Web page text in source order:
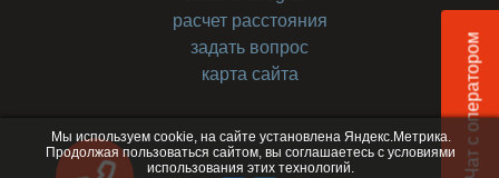
Мы используем cookie, на сайте установлена Яндекс.Метрика.
Продолжая пользоваться сайтом, вы соглашаетесь с условиями
использования этих технологий.
расчет расстояния
задать вопрос
карта сайта
Чат с оператором